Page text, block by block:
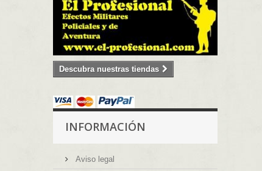
Descubra nuestras tiendas
INFORMACIÓN
Aviso legal